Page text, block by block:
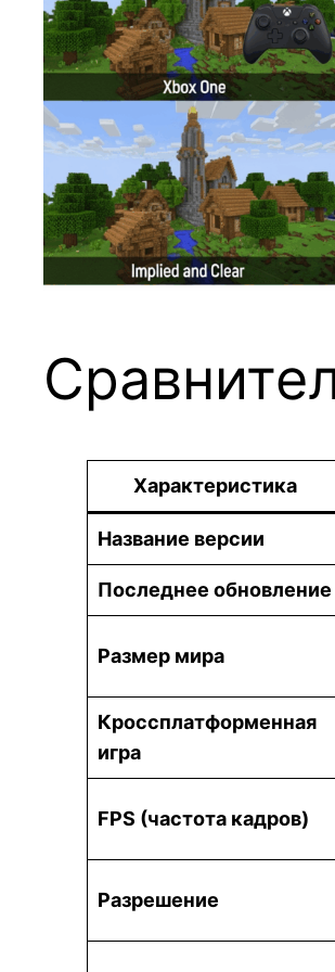
Характеристика
Название версии
Последнее обновление
Размер мира
Кроссплатформенная
игра
FPS (частота кадров)
Разрешение